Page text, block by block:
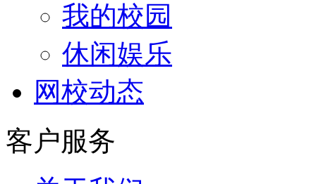
我的校园
休闲娱乐
网校动态
客户服务